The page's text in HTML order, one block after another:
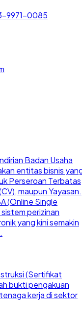
-9971-0085
Badan Usaha
entitas bisnis
Perseroan Terbatas
maupun Yayasan.
(Online Single
perizinan
yang kini semakin
(Sertifikat
bukti pengakuan
kerja di sektor